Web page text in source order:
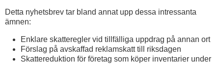
Detta nyhetsbrev tar bland annat upp dessa intressanta
ämnen:
Enklare skatteregler vid tillfälliga uppdrag på annan ort
Förslag på avskaffad reklamskatt till riksdagen
Skattereduktion för företag som köper inventarier under